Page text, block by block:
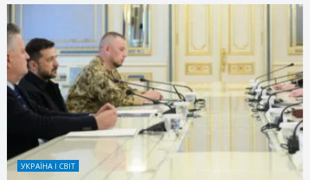
УКРАЇНА І СВІТ